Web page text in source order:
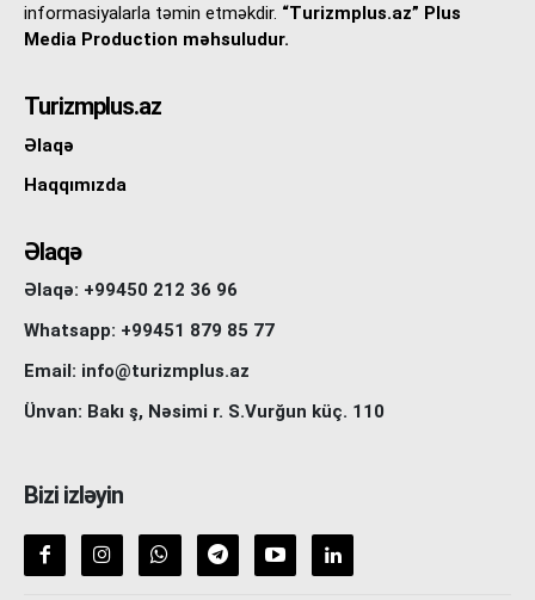
informasiyalarla təmin etməkdir. “Turizmplus.az” Plus
Media Production məhsuludur.
Turizmplus.az
Əlaqə
Haqqımızda
Əlaqə
Əlaqə: +99450 212 36 96
Whatsapp: +99451 879 85 77
Email: info@turizmplus.az
Ünvan: Bakı ş, Nəsimi r. S.Vurğun küç. 110
Bizi izləyin